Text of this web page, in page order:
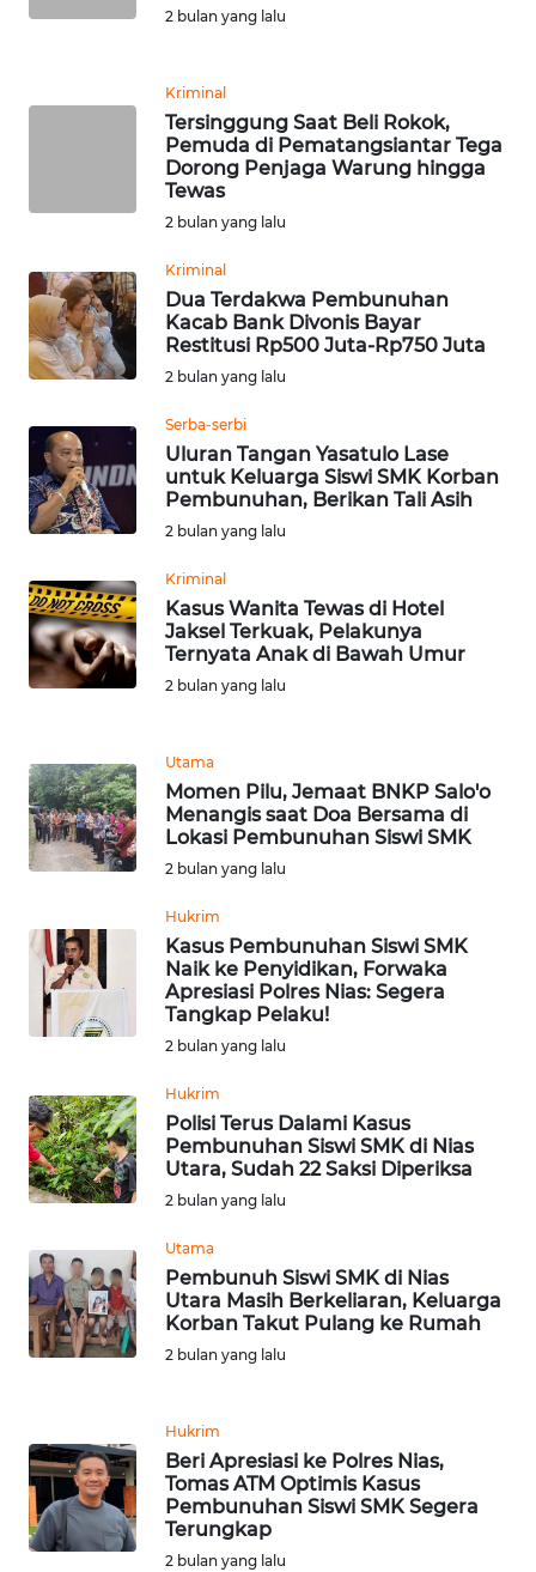
2 bulan yang lalu
Kriminal
Tersinggung Saat Beli Rokok,
Pemuda di Pematangsiantar Tega
Dorong Penjaga Warung hingga
Tewas
2 bulan yang lalu
Kriminal
Dua Terdakwa Pembunuhan
Kacab Bank Divonis Bayar
Restitusi Rp500 Juta-Rp750 Juta
2 bulan yang lalu
Serba-serbi
Uluran Tangan Yasatulo Lase
untuk Keluarga Siswi SMK Korban
Pembunuhan, Berikan Tali Asih
2 bulan yang lalu
Kriminal
Kasus Wanita Tewas di Hotel
Jaksel Terkuak, Pelakunya
Ternyata Anak di Bawah Umur
2 bulan yang lalu
Utama
Momen Pilu, Jemaat BNKP Salo'o
Menangis saat Doa Bersama di
Lokasi Pembunuhan Siswi SMK
2 bulan yang lalu
Hukrim
Kasus Pembunuhan Siswi SMK
Naik ke Penyidikan, Forwaka
Apresiasi Polres Nias: Segera
Tangkap Pelaku!
2 bulan yang lalu
Hukrim
Polisi Terus Dalami Kasus
Pembunuhan Siswi SMK di Nias
Utara, Sudah 22 Saksi Diperiksa
2 bulan yang lalu
Utama
Pembunuh Siswi SMK di Nias
Utara Masih Berkeliaran, Keluarga
Korban Takut Pulang ke Rumah
2 bulan yang lalu
Hukrim
Beri Apresiasi ke Polres Nias,
Tomas ATM Optimis Kasus
Pembunuhan Siswi SMK Segera
Terungkap
2 bulan yang lalu
WN
SULSEL
GORONTALO
WN
SULUT
WN
MALUKU
WN
WN
DAIRI
WN
DANAU
WN
NIAS
WN
TAPANULI
SELATAN
WN
TANJUNG
LESUNG
WN
SIMALUNGUN
WN